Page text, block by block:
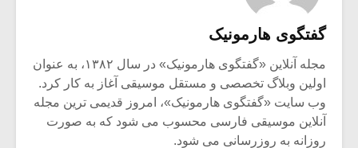
گفتگوی هارمونیک
مجله آنلاین «گفتگوی هارمونیک» در سال ۱۳۸۲، به عنوان
اولین وبلاگ تخصصی و مستقل موسیقی آغاز به کار کرد.
وب سایت «گفتگوی هارمونیک»، امروز قدیمی ترین مجله
آنلاین موسیقی فارسی محسوب می شود که به صورت
روزانه به روزرسانی می شود.